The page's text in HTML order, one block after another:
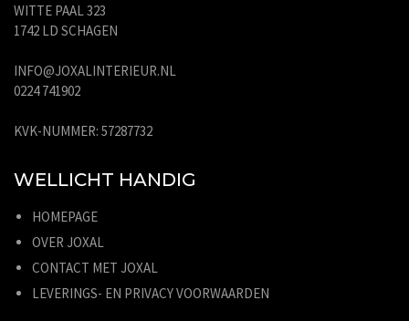
WITTE PAAL 323
1742 LD SCHAGEN
INFO@JOXALINTERIEUR.NL
0224 741902
KVK-NUMMER: 57287732
WELLICHT HANDIG
HOMEPAGE
OVER JOXAL
CONTACT MET JOXAL
LEVERINGS- EN PRIVACY VOORWAARDEN